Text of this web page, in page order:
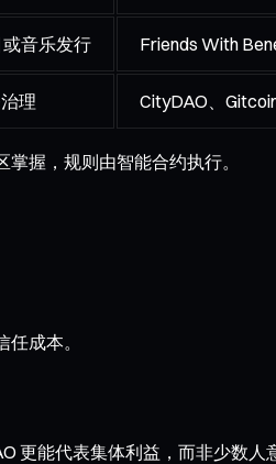
音乐发行 Friends With
理 CityDAO、
握，规则由智能合约执行。
成本。
更能代表集体利益，而非少数人